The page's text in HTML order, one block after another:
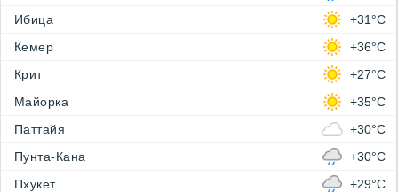
Ибица
+31°C
Кемер
+36°C
Крит
+27°C
Майорка
+35°C
Паттайя
+30°C
Пунта-Кана
+30°C
Пхукет
+29°C